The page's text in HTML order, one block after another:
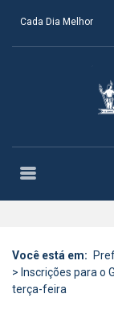
Cada Dia Melhor
Você está em:
> Inscrições para o
terça-feira